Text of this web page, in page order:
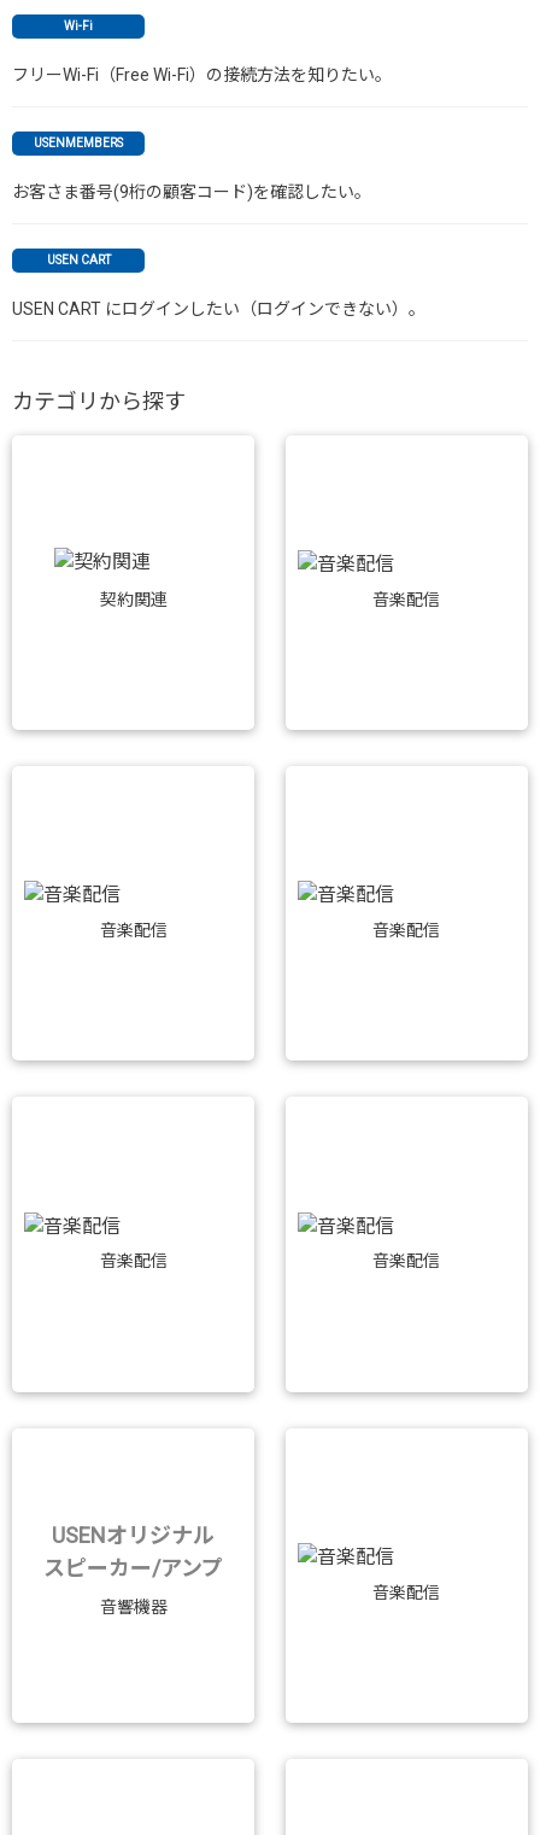
Wi-Fi
フリーWi-Fi（Free Wi-Fi）の接続方法を知りたい。
USENMEMBERS
お客さま番号(9桁の顧客コード)を確認したい。
USEN CART
USEN CART にログインしたい（ログインできない）。
カテゴリから探す
契約関連 音楽配信
音楽配信 音楽配信
音楽配信 音楽配信
USENオリジナル
スピーカー/アンプ
音響機器
音楽配信